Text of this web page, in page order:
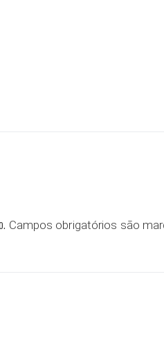
Campos obrigatórios são